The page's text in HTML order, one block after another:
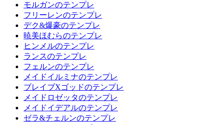
モルガンのテンプレ
フリーレンのテンプレ
デク&爆豪のテンプレ
暁美ほむらのテンプレ
ヒンメルのテンプレ
ランスのテンプレ
フェルンのテンプレ
メイドイルミナのテンプレ
ブレイブXゴッドのテンプレ
メイドロゼッタのテンプレ
メイドイデアルのテンプレ
ゼラ&チェルンのテンプレ